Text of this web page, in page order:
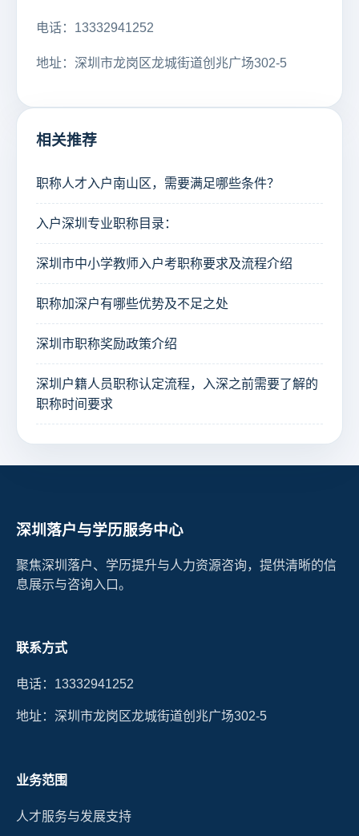
电话：13332941252
地址：深圳市龙岗区龙城街道创兆广场302-5
相关推荐
职称人才入户南山区，需要满足哪些条件？
入户深圳专业职称目录：
深圳市中小学教师入户考职称要求及流程介绍
职称加深户有哪些优势及不足之处
深圳市职称奖励政策介绍
深圳户籍人员职称认定流程，入深之前需要了解的
职称时间要求
深圳落户与学历服务中心
聚焦深圳落户、学历提升与人力资源咨询，提供清晰的信
息展示与咨询入口。
联系方式
电话：13332941252
地址：深圳市龙岗区龙城街道创兆广场302-5
业务范围
人才服务与发展支持